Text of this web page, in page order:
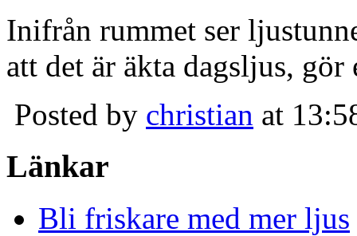
Inifrån rummet ser
att det är äkta dagsljus,
Posted by christian at
Länkar
Bli friskare med mer ljus